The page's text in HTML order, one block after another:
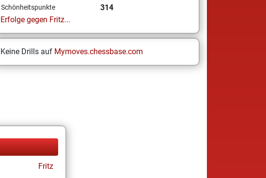
Schönheitspunkte
314
Erfolge gegen Fritz...
Keine Drills auf Mymoves.chessbase.com
Fritz